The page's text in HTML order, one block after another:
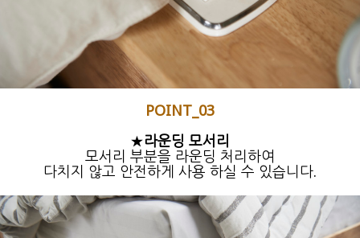
POINT_03
★라운딩 모서리
모서리 부분을 라운딩 처리하여
다치지 않고 안전하게 사용 하실 수 있습니다.